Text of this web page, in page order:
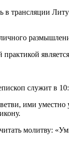
в трансляции
практикой
служит в
ими
молитву: